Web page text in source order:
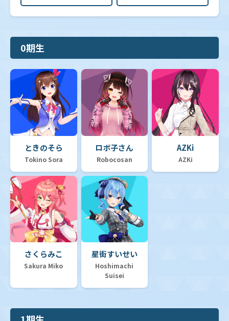
0期生
ときのそら
Tokino Sora
ロボ子さん
Robocosan
AZKi
AZKi
さくらみこ
Sakura Miko
星街すいせい
Hoshimachi
Suisei